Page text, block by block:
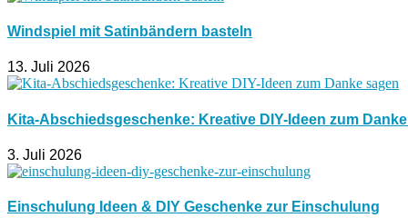
Windspiel mit Satinbändern basteln
13. Juli 2026
Kita-Abschiedsgeschenke: Kreative DIY-Ideen zum
3. Juli 2026
Einschulung Ideen & DIY Geschenke zur Einschulung